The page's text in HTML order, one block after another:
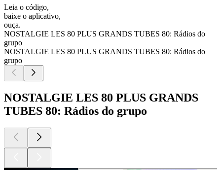
Leia o código,
baixe o aplicativo,
ouça.
NOSTALGIE LES 80 PLUS GRANDS TUBES 80: Rádios do
grupo
NOSTALGIE LES 80 PLUS GRANDS TUBES 80: Rádios do
grupo
NOSTALGIE LES 80 PLUS GRANDS
TUBES 80: Rádios do grupo